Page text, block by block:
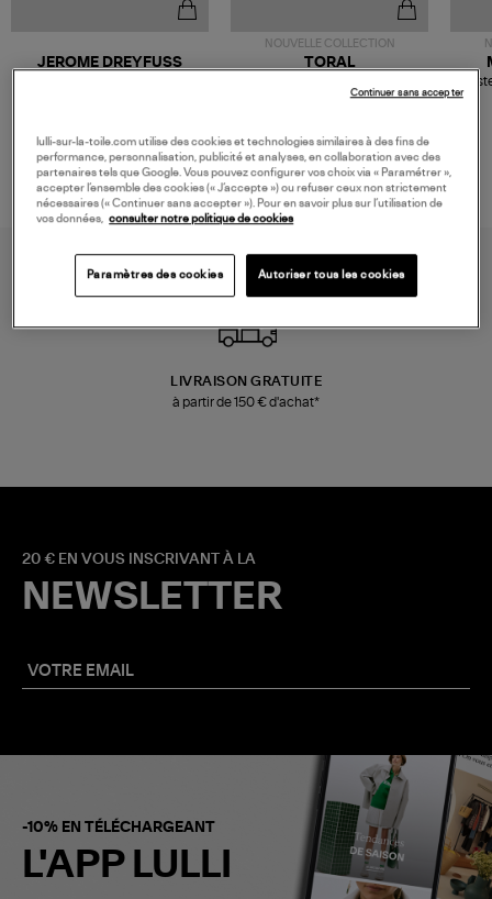
JEROME DREYFUSS
NOUVELLE COLLECTION
189,00 €
TORAL
Mousse
LIVRAISON GRATUITE
à partir de 150 € d'achat*
20 € EN VOUS INSCRIVANT À LA
NEWSLETTER
-10% EN TÉLÉCHARGEANT
L'APP LULLI
lulli-sur-la-toile.com utilise des cookies et technologies similaires à des fins de
performance, personnalisation, publicité et analyses, en collaboration avec des
partenaires tels que Google. Vous pouvez configurer vos choix via « Paramétrer »,
accepter l’ensemble des cookies (« J’accepte ») ou refuser ceux non strictement
nécessaires (« Continuer sans accepter »). Pour en savoir plus sur l’utilisation de
vos données, consulter notre politique de cookies
Paramètres des cookies Autoriser tous les cookies
Continuer sans accepter